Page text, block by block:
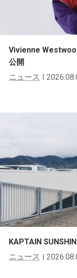
Vivienne
公開
ニュース
KAPTAIN
ニュース